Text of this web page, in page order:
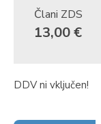
Člani ZDS
13,00 €
DDV ni vključen!